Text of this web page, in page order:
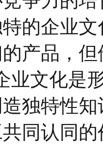
的企业
产品，
业文化是
独特性
同认同